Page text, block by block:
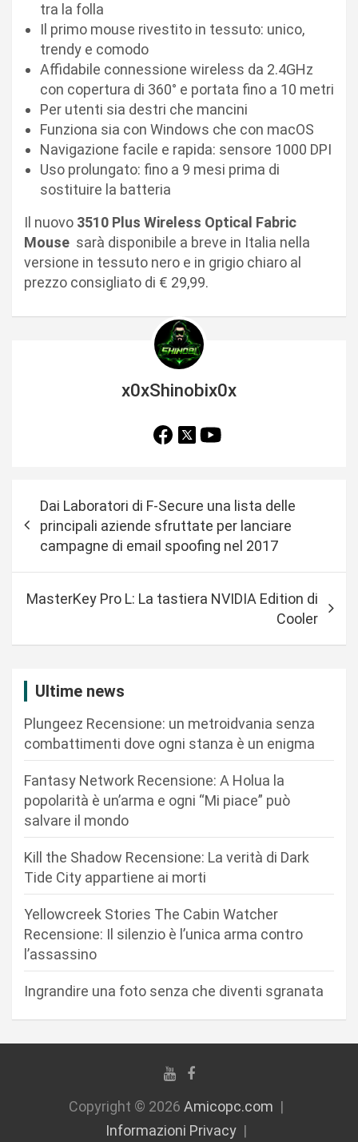
tra la folla
Il primo mouse rivestito in tessuto: unico,
trendy e comodo
Affidabile connessione wireless da 2.4GHz
con copertura di 360° e portata fino a 10 metri
Per utenti sia destri che mancini
Funziona sia con Windows che con macOS
Navigazione facile e rapida: sensore 1000 DPI
Uso prolungato: fino a 9 mesi prima di
sostituire la batteria
Il nuovo 3510 Plus Wireless Optical Fabric
Mouse sarà disponibile a breve in Italia nella
versione in tessuto nero e in grigio chiaro al
prezzo consigliato di € 29,99.
x0xShinobix0x
i
z
Dai Laboratori di F-Secure una lista delle
principali aziende sfruttate per lanciare
campagne di email spoofing nel 2017
MasterKey Pro L: La tastiera NVIDIA Edition di
Cooler
Ultime news
Plungeez Recensione: un metroidvania senza
combattimenti dove ogni stanza è un enigma
Fantasy Network Recensione: A Holua la
popolarità è un’arma e ogni “Mi piace” può
salvare il mondo
Kill the Shadow Recensione: La verità di Dark
Tide City appartiene ai morti
Yellowcreek Stories The Cabin Watcher
Recensione: Il silenzio è l’unica arma contro
l’assassino
Ingrandire una foto senza che diventi sgranata
Copyright © 2026 Amicopc.com
Informazioni Privacy